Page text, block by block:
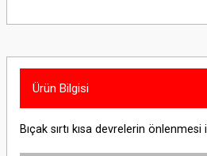
Ürün Bilgisi
Bıçak sırtı kısa devrelerin önlenmesi